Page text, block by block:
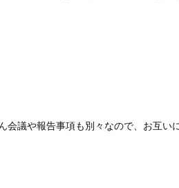
会議や報告事項も別々なので、お互い